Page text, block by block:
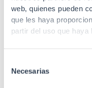
web, quienes pueden
que les haya
partir del uso que
Necesarias
Acometida